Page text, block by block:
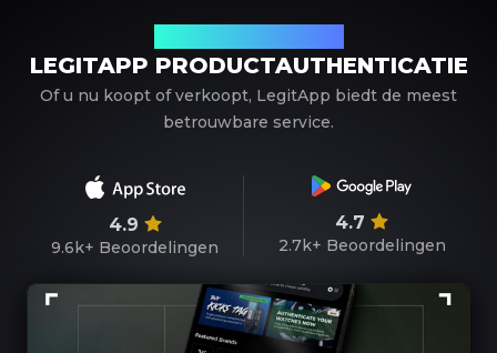
LEGITAPP PRODUCTAUTHENTICATIE
Of u nu koopt of verkoopt, LegitApp biedt de meest
betrouwbare service.
4.9
9.6k+ Beoordelingen
4.7
2.7k+ Beoordelingen